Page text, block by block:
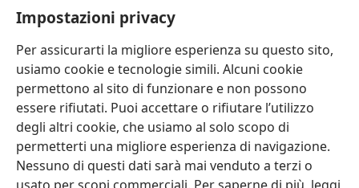
Impostazioni privacy
Per assicurarti la migliore esperienza su questo sito,
usiamo cookie e tecnologie simili. Alcuni cookie
permettono al sito di funzionare e non possono
essere rifiutati. Puoi accettare o rifiutare l’utilizzo
degli altri cookie, che usiamo al solo scopo di
permetterti una migliore esperienza di navigazione.
Nessuno di questi dati sarà mai venduto a terzi o
come primizie+a Dio e all’Agnello,
Italiano Impostazioni
Copyright© 2026 Watch Tower Bible and Tract Society of Pennsylvania
Condizioni d’uso Informativa sulla privacy
Impostazioni privacy
Accedi